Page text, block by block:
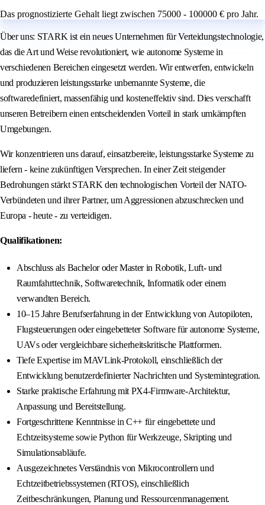
Das prognostizierte Gehalt liegt zwischen 75000 - 100000 € pro Jahr.
Über uns: STARK ist ein neues Unternehmen für Verteidungstechnologie,
das die Art und Weise revolutioniert, wie autonome Systeme in
verschiedenen Bereichen eingesetzt werden. Wir entwerfen, entwickeln
und produzieren leistungsstarke unbemannte Systeme, die
softwaredefiniert, massenfähig und kosteneffektiv sind. Dies verschafft
unseren Betreibern einen entscheidenden Vorteil in stark umkämpften
Umgebungen.
Wir konzentrieren uns darauf, einsatzbereite, leistungsstarke Systeme zu
liefern - keine zukünftigen Versprechen. In einer Zeit steigender
Bedrohungen stärkt STARK den technologischen Vorteil der NATO-
Verbündeten und ihrer Partner, um Aggressionen abzuschrecken und
Europa - heute - zu verteidigen.
Qualifikationen:
Abschluss als Bachelor oder Master in Robotik, Luft- und
Raumfahrttechnik, Softwaretechnik, Informatik oder einem
verwandten Bereich.
10–15 Jahre Berufserfahrung in der Entwicklung von Autopiloten,
Flugsteuerungen oder eingebetteter Software für autonome Systeme,
UAVs oder vergleichbare sicherheitskritische Plattformen.
Tiefe Expertise im MAVLink-Protokoll, einschließlich der
Entwicklung benutzerdefinierter Nachrichten und Systemintegration.
Starke praktische Erfahrung mit PX4-Firmware-Architektur,
Anpassung und Bereitstellung.
Fortgeschrittene Kenntnisse in C++ für eingebettete und
Echtzeitsysteme sowie Python für Werkzeuge, Skripting und
Simulationsabläufe.
Ausgezeichnetes Verständnis von Mikrocontrollern und
Echtzeitbetriebssystemen (RTOS), einschließlich
Zeitbeschränkungen, Planung und Ressourcenmanagement.